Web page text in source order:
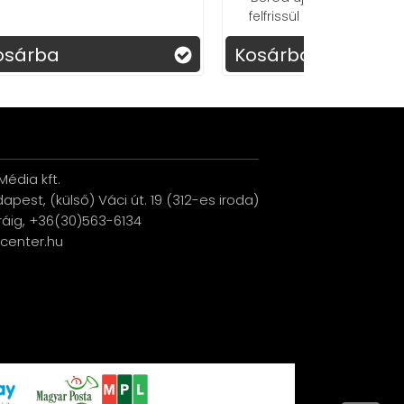
felfrissül a hűsítő arcrollerrel!
kft.
(külső) Váci út. 19 (312-es iroda)
+36(30)563-6134